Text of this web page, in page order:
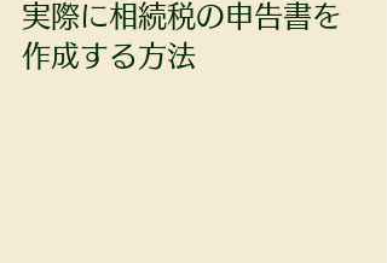
実際に相続税の申告書を
作成する方法